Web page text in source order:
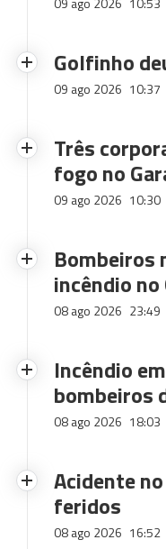
Golfinho
09 ago 2026 10:37
Três
fogo no
09 ago 2026 10:30
Bombeiros
incêndio no
08 ago 2026 23:49
Incêndio
bombeiros
08 ago 2026 18:03
Acidente
feridos
08 ago 2026 16:52